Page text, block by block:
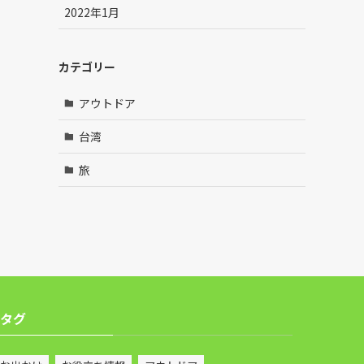
2022年1月
カテゴリー
アウトドア
台湾
旅
タグ